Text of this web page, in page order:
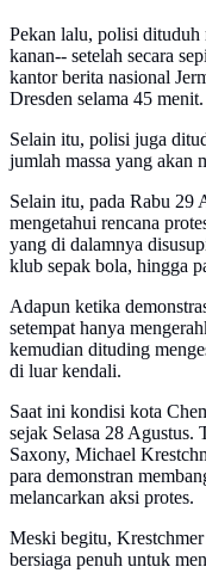
Pekan lalu, polisi dituduh
kanan-- setelah secara
kantor berita nasional
Dresden selama 45 menit.
Selain itu, polisi juga
jumlah massa yang akan
Selain itu, pada Rabu 29
mengetahui rencana
yang di dalamnya
klub sepak bola, hingga
Adapun ketika
setempat hanya
kemudian dituding
di luar kendali.
Saat ini kondisi kota
sejak Selasa 28 Agustus.
Saxony, Michael
para demonstran
melancarkan aksi protes.
Meski begitu, Krestchmer
bersiaga penuh untuk